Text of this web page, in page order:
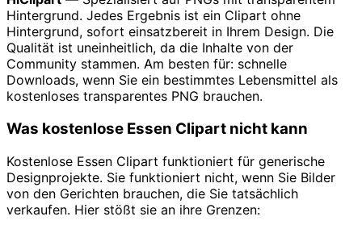
Hintergrund. Jedes Ergebnis ist ein Clipart ohne
Hintergrund, sofort einsatzbereit in Ihrem Design. Die
Qualität ist uneinheitlich, da die Inhalte von der
Community stammen. Am besten für: schnelle
Downloads, wenn Sie ein bestimmtes Lebensmittel als
kostenloses transparentes PNG brauchen.
Was kostenlose Essen Clipart nicht kann
Kostenlose Essen Clipart funktioniert für generische
Designprojekte. Sie funktioniert nicht, wenn Sie Bilder
von den Gerichten brauchen, die Sie tatsächlich
verkaufen. Hier stößt sie an ihre Grenzen: